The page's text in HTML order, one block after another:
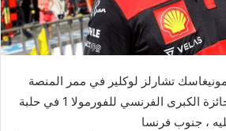
تشارلز لوكلير في ممر المنصة
بعد تقاعده من سباق الجائزة الكبرى الفرنسي للفورمولا 1 في حلبة
، جنوب فرنسا